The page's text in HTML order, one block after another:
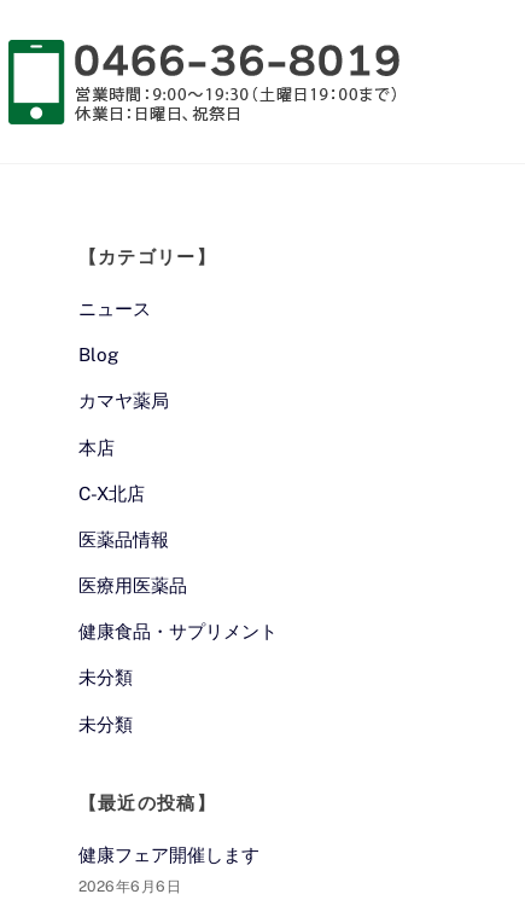
【カテゴリー】
ニュース
Blog
カマヤ薬局
本店
C-X北店
医薬品情報
医療用医薬品
健康食品・サプリメント
未分類
未分類
【最近の投稿】
健康フェア開催します
2026年6月6日